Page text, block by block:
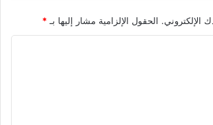
الإلكتروني. الحقول الإلزامية مشار إليها بـ *